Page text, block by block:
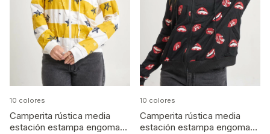
Camperita rústica media
estación estampa engomada
10 colores
Camperita rústica media
estación estampa engomada
10 colores